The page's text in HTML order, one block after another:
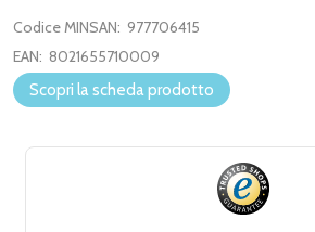
Codice MINSAN: 977706415
EAN: 8021655710009
Scopri la scheda prodotto